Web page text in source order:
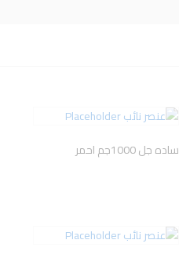
ساده جل 1000جم احمر